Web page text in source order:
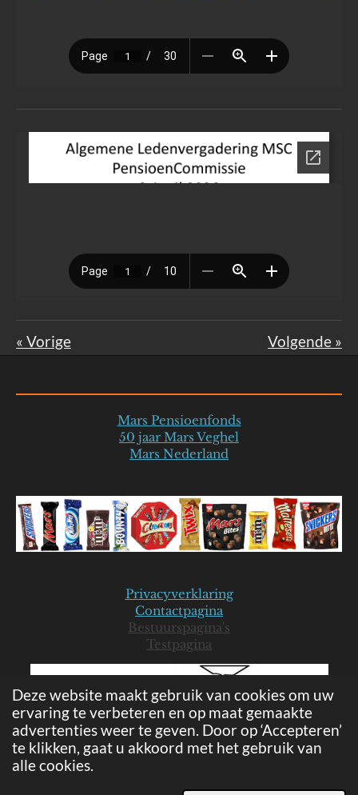
Deze website maakt gebruik van cookies om uw
ervaring te verbeteren en op maat gemaakte
advertenties weer te geven. Door op ‘Accepteren’
te klikken, gaat u akkoord met het gebruik van
alle cookies.
« Vorige Volgende »
Mars Pensioenfonds
50 jaar Mars Veghel
Mars Nederland
Privacyverklaring
Contactpagina
Bestuurspagina's
Testpagina
© 2019-2026 Mars Seniorenclub - JB